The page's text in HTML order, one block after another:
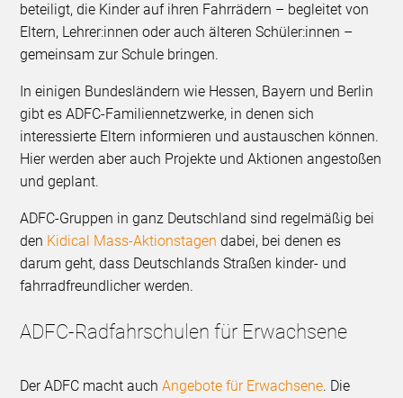
beteiligt, die Kinder auf ihren Fahrrädern – begleitet von
Eltern, Lehrer:innen oder auch älteren Schüler:innen –
gemeinsam zur Schule bringen.
In einigen Bundesländern wie Hessen, Bayern und Berlin
gibt es ADFC-Familiennetzwerke, in denen sich
interessierte Eltern informieren und austauschen können.
Hier werden aber auch Projekte und Aktionen angestoßen
und geplant.
ADFC-Gruppen in ganz Deutschland sind regelmäßig bei
den Kidical Mass-Aktionstagen dabei, bei denen es
darum geht, dass Deutschlands Straßen kinder- und
fahrradfreundlicher werden.
ADFC-Radfahrschulen für Erwachsene
Der ADFC macht auchAngebote für Erwachsene. Die